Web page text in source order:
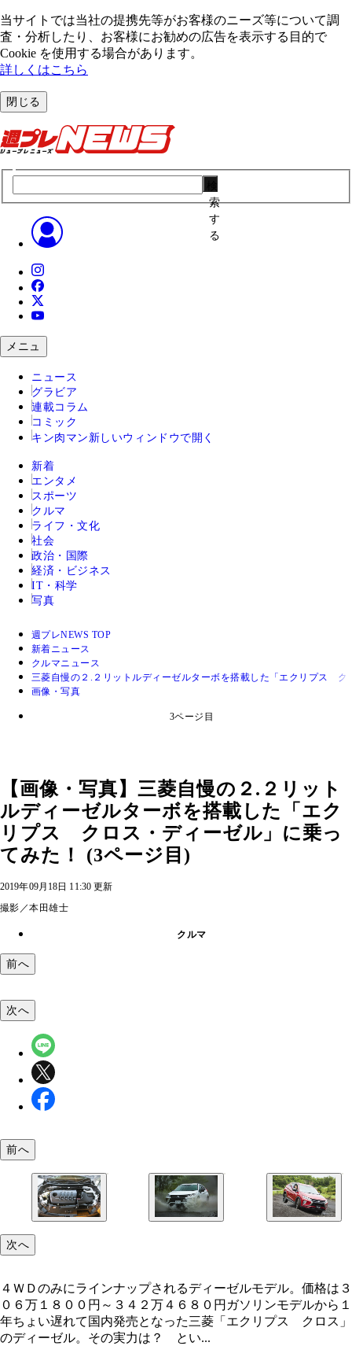
当サイトでは当社の提携先等がお客様のニーズ等について調
査・分析したり、お客様にお勧めの広告を表⽰する⽬的で
Cookie を使⽤する場合があります。
詳しくはこちら
閉じる
索
す
る
メニュ
ニュース
グラビア
連載コラム
コミック
キン肉マン 新しいウィンドウで開く
新着
エンタメ
スポーツ
クルマ
ライフ・文化
社会
政治・国際
経済・ビジネス
IT・科学
写真
週プレNEWS TOP
新着ニュース
クルマニュース
三菱自慢の２.２リットルディーゼルターボを搭載した「エクリプス ク
画像・写真
3ページ目
【画像・写真】三菱自慢の２.２リット
ルディーゼルターボを搭載した「エク
リプス クロス・ディーゼル」に乗っ
てみた！ (3ページ目)
2019年09月18日 11:30 更新
撮影／本田雄士
クルマ
前へ
次へ
前へ
次へ
４ＷＤのみにラインナップされるディーゼルモデル。価格は３
０６万１８００円～３４２万４６８０円ガソリンモデルから１
年ちょい遅れて国内発売となった三菱「エクリプス クロス」
のディーゼル。その実力は？ とい...